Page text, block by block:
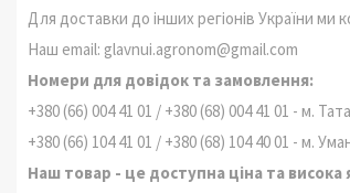
Для доставки до інших регіонів України ми
Наш email: glavnui.agronom@gmail.com
Номери для довідок та замовлення:
+380 (66) 004 41 01 / +380 (68) 004 41 01 - м.
+380 (66) 104 41 01 / +380 (68) 104 40 01 - м.
Наш товар - це доступна ціна та висока